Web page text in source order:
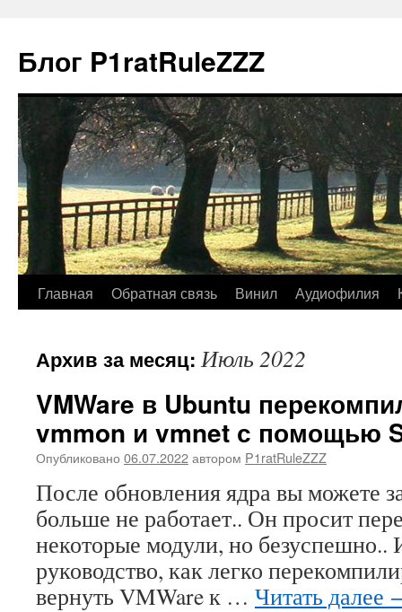
Блог P1ratRuleZZZ
Главная Обратная связь Винил Аудиофилия
Архив за месяц:Июль 2022
VMWare в Ubuntu
vmmon и vmnet с помощью
Опубликовано 06.07.2022автором P1ratRuleZZZ
После обновления ядра вы можете
больше не работает.. Он просит
некоторые модули, но безуспешно..
руководство, как легко
вернуть VMWare к … Читать далее